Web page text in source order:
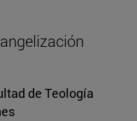
de Teología